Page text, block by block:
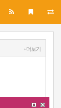
+ 더보기